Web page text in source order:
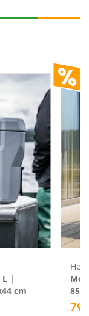
L |
cm